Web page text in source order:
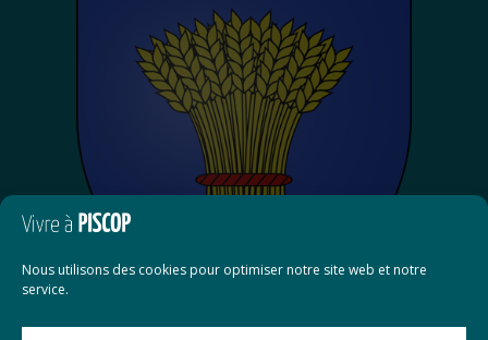
Nous utilisons des cookies pour optimiser notre site web et notre
service.